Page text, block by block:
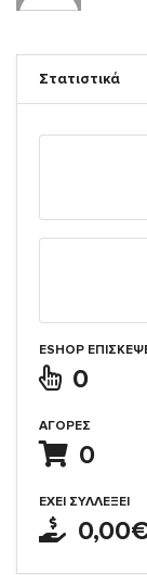
Στατιστικά
ESHOP
0
ΑΓΟΡΈΣ
0
ΈΧΕΙ ΣΥΛΛΈΞΕΙ